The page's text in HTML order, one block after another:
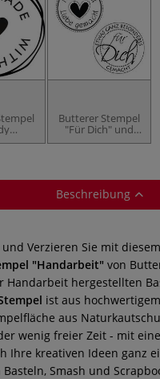
with
Butterer Stempel
"Für Dich" und
"Mit ganz viel
Beschreibung
Verzieren Sie mit
"Handarbeit" von
Handarbeit hergestellten
ist aus
aus
wenig freier Zeit - mit
Ihre kreativen Ideen ganz
Smash und